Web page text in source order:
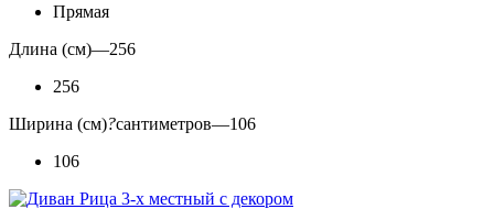
Прямая
Длина (см)—256
256
Ширина (см)?сантиметров—106
106